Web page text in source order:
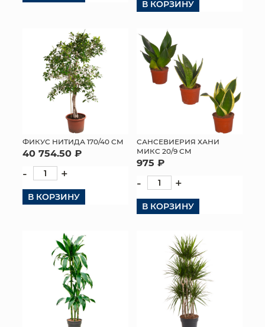
В КОРЗИНУ
ФИКУС НИТИДА 170/40 СМ
40 754.50 ₽
- +
В КОРЗИНУ
САНСЕВИЕРИЯ ХАНИ
МИКС 20/9 СМ
975 ₽
- +
В КОРЗИНУ